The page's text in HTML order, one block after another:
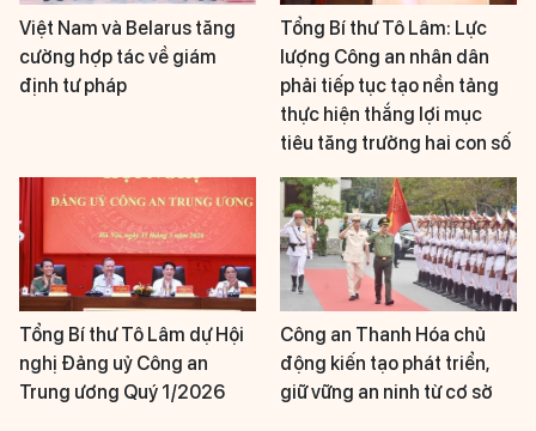
Việt Nam và Belarus tăng
cường hợp tác về giám
định tư pháp
Tổng Bí thư Tô Lâm: Lực
lượng Công an nhân dân
phải tiếp tục tạo nền tảng
thực hiện thắng lợi mục
tiêu tăng trưởng hai con số
Tổng Bí thư Tô Lâm dự Hội
nghị Đảng uỷ Công an
Trung ương Quý 1/2026
Công an Thanh Hóa chủ
động kiến tạo phát triển,
giữ vững an ninh từ cơ sở